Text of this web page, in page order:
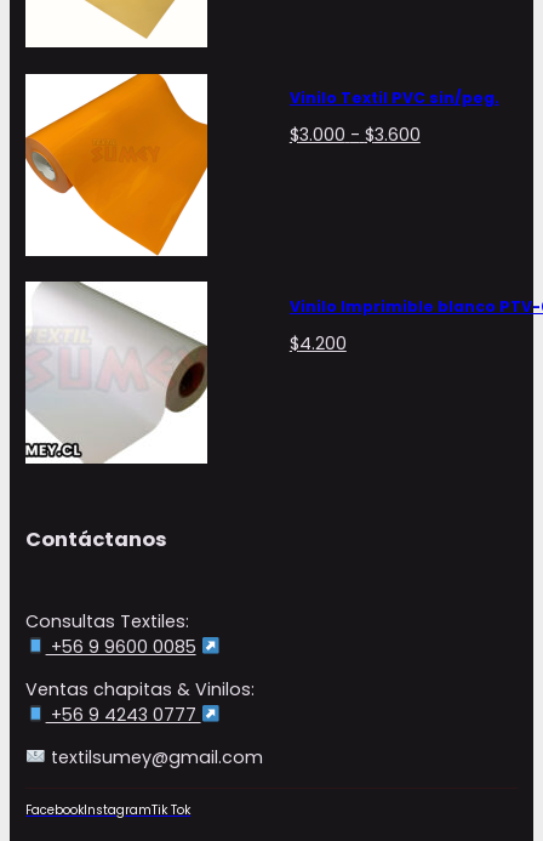
Vinilo Textil PVC sin/peg.
$3.000 - $3.600Rango
Vinilo Imprimible blanco PTV-
$4.200
Contáctanos
Consultas Textiles:
+56 9 9600 0085
Ventas chapitas & Vinilos:
+56 9 4243 0777
textilsumey@gmail.com
FacebookInstagramTik Tok